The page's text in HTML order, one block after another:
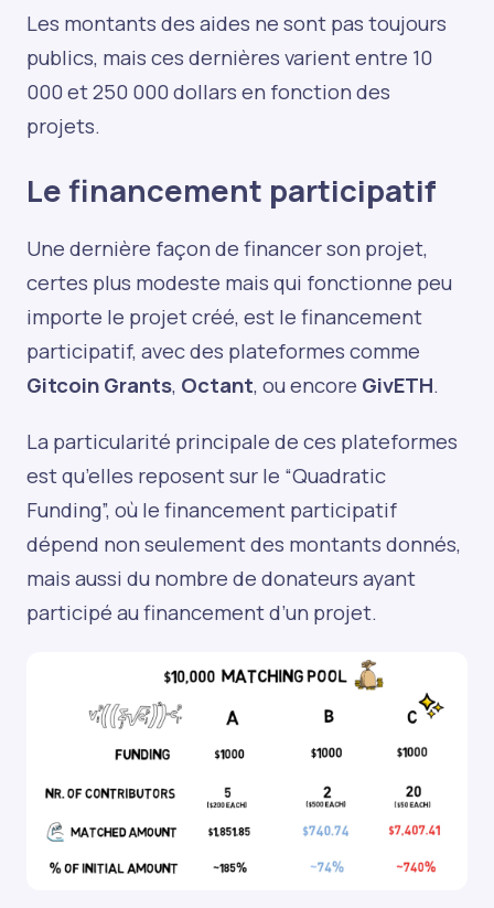
Les montants des aides ne sont pas toujours
publics, mais ces dernières varient entre 10
000 et 250 000 dollars en fonction des
projets.
Le financement participatif
Une dernière façon de financer son projet,
certes plus modeste mais qui fonctionne peu
importe le projet créé, est le financement
participatif, avec des plateformes comme
Gitcoin Grants, Octant, ou encore GivETH.
La particularité principale de ces plateformes
est qu’elles reposent sur le “Quadratic
Funding”, où le financement participatif
dépend non seulement des montants donnés,
mais aussi du nombre de donateurs ayant
participé au financement d’un projet.